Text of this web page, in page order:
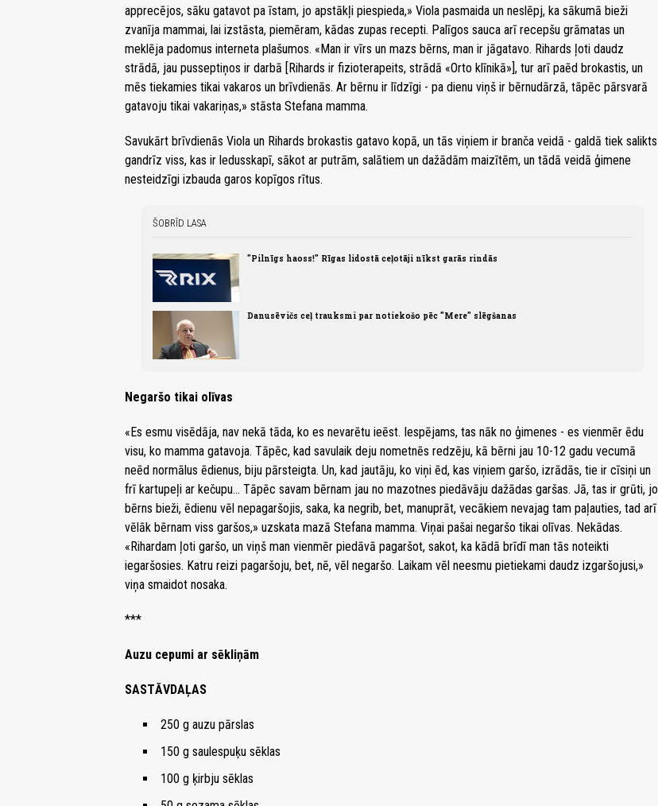
apprecējos, sāku gatavot pa īstam, jo apstākļi piespieda,» Viola pasmaida un neslēpj, ka sākumā bieži
zvanīja mammai, lai izstāsta, piemēram, kādas zupas recepti. Palīgos sauca arī recepšu grāmatas un
meklēja padomus interneta plašumos. «Man ir vīrs un mazs bērns, man ir jāgatavo. Rihards ļoti daudz
strādā, jau pusseptiņos ir darbā [Rihards ir fizioterapeits, strādā «Orto klīnikā»], tur arī paēd brokastis, un
mēs tiekamies tikai vakaros un brīvdienās. Ar bērnu ir līdzīgi - pa dienu viņš ir bērnudārzā, tāpēc pārsvarā
gatavoju tikai vakariņas,» stāsta Stefana mamma.
Savukārt brīvdienās Viola un Rihards brokastis gatavo kopā, un tās viņiem ir branča veidā - galdā tiek salikts
gandrīz viss, kas ir ledusskapī, sākot ar putrām, salātiem un dažādām maizītēm, un tādā veidā ģimene
nesteidzīgi izbauda garos kopīgos rītus.
ŠOBRĪD LASA
"Pilnīgs haoss!" Rīgas lidostā ceļotāji nīkst garās rindās
Danusēvičs ceļ trauksmi par notiekošo pēc "Mere" slēgšanas
Negaršo tikai olīvas
«Es esmu visēdāja, nav nekā tāda, ko es nevarētu ieēst. Iespējams, tas nāk no ģimenes - es vienmēr ēdu
visu, ko mamma gatavoja. Tāpēc, kad savulaik deju nometnēs redzēju, kā bērni jau 10-12 gadu vecumā
neēd normālus ēdienus, biju pārsteigta. Un, kad jautāju, ko viņi ēd, kas viņiem garšo, izrādās, tie ir cīsiņi un
frī kartupeļi ar kečupu… Tāpēc savam bērnam jau no mazotnes piedāvāju dažādas garšas. Jā, tas ir grūti, jo
bērns bieži, ēdienu vēl nepagaršojis, saka, ka negrib, bet, manuprāt, vecākiem nevajag tam paļauties, tad arī
vēlāk bērnam viss garšos,» uzskata mazā Stefana mamma. Viņai pašai negaršo tikai olīvas. Nekādas.
«Rihardam ļoti garšo, un viņš man vienmēr piedāvā pagaršot, sakot, ka kādā brīdī man tās noteikti
iegaršosies. Katru reizi pagaršoju, bet, nē, vēl negaršo. Laikam vēl neesmu pietiekami daudz izgaršojusi,»
viņa smaidot nosaka.
***
Auzu cepumi ar sēkliņām
SASTĀVDAĻAS
250 g auzu pārslas
150 g saulespuķu sēklas
100 g ķirbju sēklas